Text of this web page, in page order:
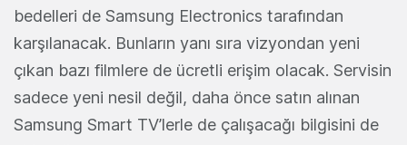
bedelleri de Samsung Electronics tarafından
karşılanacak. Bunların yanı sıra vizyondan yeni
çıkan bazı filmlere de ücretli erişim olacak. Servisin
sadece yeni nesil değil, daha önce satın alınan
Samsung Smart TV’lerle de çalışacağı bilgisini de